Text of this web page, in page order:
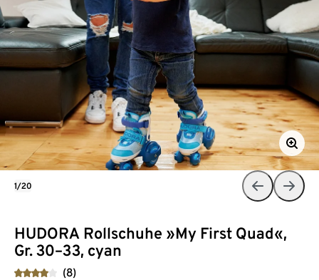
HUDORA Rollschuhe »My First Quad«,
Gr. 30–33, cyan
(8)
1/20